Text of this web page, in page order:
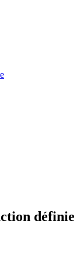
définie